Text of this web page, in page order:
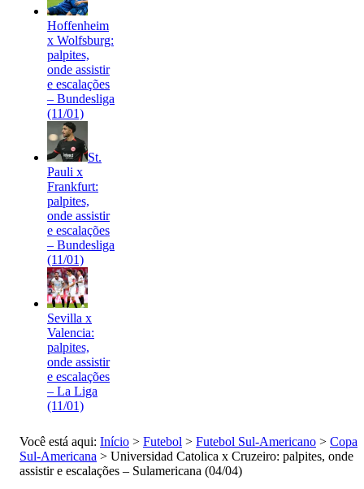
Hoffenheim
x Wolfsburg:
palpites,
onde assistir
e escalações
– Bundesliga
(11/01)
St.
Pauli x
Frankfurt:
palpites,
onde assistir
e escalações
– Bundesliga
(11/01)
Sevilla x
Valencia:
palpites,
onde assistir
e escalações
– La Liga
(11/01)
Você está aqui: Início > Futebol > Futebol Sul-Americano > Copa
Sul-Americana > Universidad Catolica x Cruzeiro: palpites, onde
assistir e escalações – Sulamericana (04/04)